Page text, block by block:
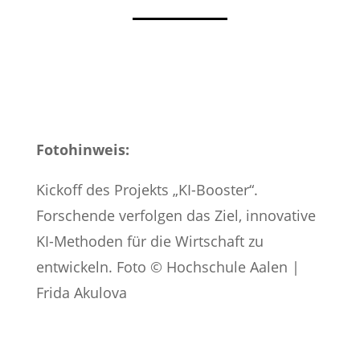
Fotohinweis:
Kickoff des Projekts „KI-Booster“.
Forschende verfolgen das Ziel, innovative
KI-Methoden für die Wirtschaft zu
entwickeln. Foto © Hochschule Aalen |
Frida Akulova